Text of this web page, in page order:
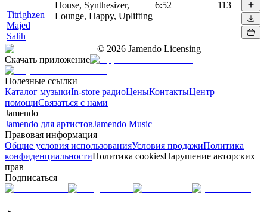
Titrighzen
Majed
Salih
House, Synthesizer,
Lounge, Happy, Uplifting
6:52 113
© 2026 Jamendo Licensing
Скачать приложение
Полезные ссылки
Каталог музыкиIn-store радиоЦеныКонтактыЦентр
помощиСвязаться с нами
Jamendo
Jamendo для артистовJamendo Music
Правовая информация
Общие условия использованияУсловия продажиПолитика
конфиденциальностиПолитика cookiesНарушение авторских
прав
Подписаться